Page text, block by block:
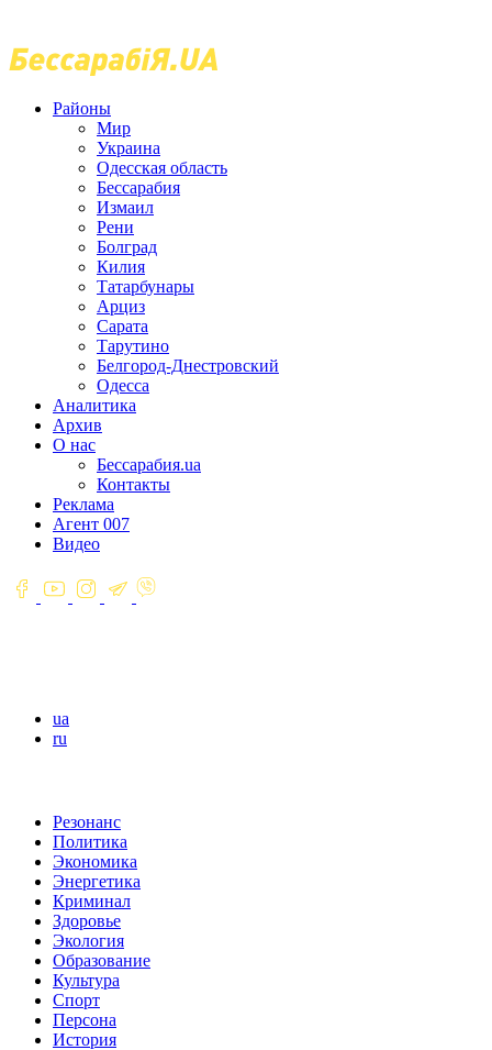
Районы
Мир
Украина
Одесская область
Бессарабия
Измаил
Рени
Болград
Килия
Татарбунары
Арциз
Сарата
Тарутино
Белгород-Днестровский
Одесса
Аналитика
Архив
О нас
Бессарабия.ua
Контакты
Реклама
Агент 007
Видео
ua
ru
Резонанс
Политика
Экономика
Энергетика
Криминал
Здоровье
Экология
Образование
Культура
Спорт
Персона
История